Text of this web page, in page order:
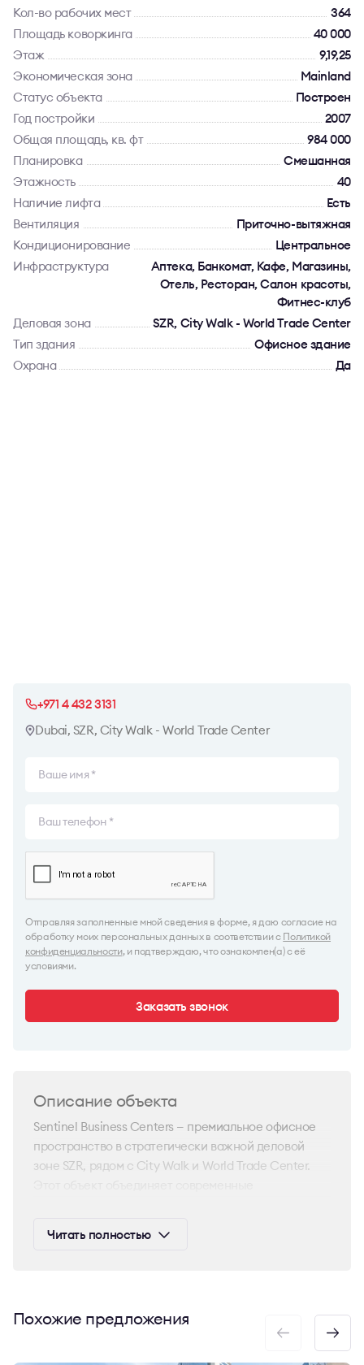
Кол-во рабочих мест
364
Площадь коворкинга
40 000
Этаж
9,19,25
Экономическая зона
Mainland
Статус объекта
Построен
Год постройки
2007
Общая площадь, кв. фт
984 000
Планировка
Смешанная
Этажность
40
Наличие лифта
Есть
Вентиляция
Приточно-вытяжная
Кондиционирование
Центральное
Инфраструктура
Аптека, Банкомат, Кафе, Магазины,
Отель, Ресторан, Салон красоты,
Фитнес-клуб
Деловая зона
SZR, City Walk - World Trade Center
Тип здания
Офисное здание
Охрана
Да
+971 4 432 3131
Dubai, SZR, City Walk - World Trade Center
Отправляя заполненные мной сведения в форме, я даю согласие на
обработку моих персональных данных в соответствии с Политикой
конфиденциальности, и подтверждаю, что ознакомлен(а) с её
условиями.
Заказать звонок
Описание объекта
Sentinel Business Centers — премиальное офисное
пространство в стратегически важной деловой
зоне SZR, рядом с City Walk и World Trade Center.
Дубая.
инженерные системы, панорамные виды, гибкие
планировки. Пространство ориентировано на
Читать полностью
Похожие предложения